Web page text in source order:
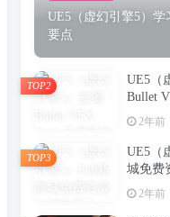
UE5（虚幻引擎5）
要点
UE5（
Bullet
效包
2年前
TOP2
UE5（
城免费
2年前
TOP3